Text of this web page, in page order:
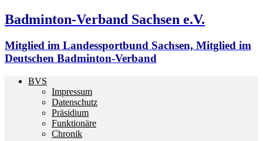
Badminton-Verband Sachsen e.V.
Mitglied im Landessportbund Sachsen, Mitglied im
Deutschen Badminton-Verband
BVS
Impressum
Datenschutz
Präsidium
Funktionäre
Chronik